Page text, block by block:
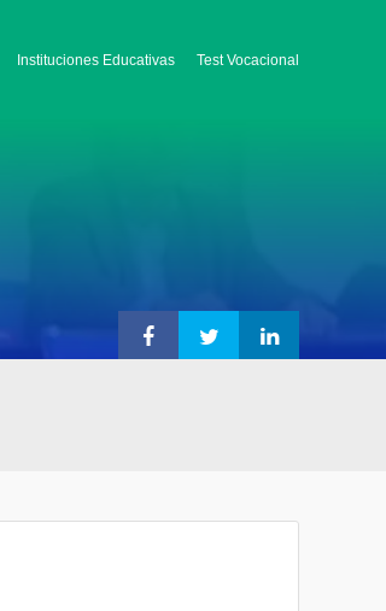
Instituciones Educativas Test Vocacional